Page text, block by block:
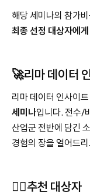
해당 세미나의 참가
최종 선정 대상자에
🚀리마 데이터
리마 데이터 인사이
세미나입니다. 전수/
산업군 전반에 담긴
경험의 장을 열어드
💁‍♂️추천 대상자